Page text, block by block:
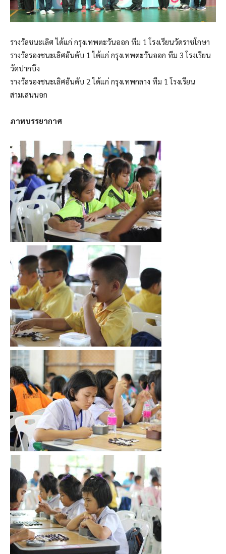
รางวัลชนะเลิศ ได้แก่ กรุงเทพตะวันออก ทีม 1 โรงเรียนวัดราชโกษา
รางวัลรองชนะเลิศอันดับ 1 ได้แก่ กรุงเทพตะวันออก ทีม 3 โรงเรียน
วัดปากบึง
รางวัลรองชนะเลิศอันดับ 2 ได้แก่ กรุงเทพกลาง ทีม 1 โรงเรียน
สามเสนนอก
ภาพบรรยากาศ